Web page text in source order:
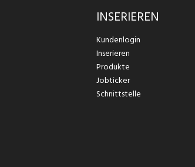
INSERIEREN
Kundenlogin
Inserieren
Produkte
Jobticker
Schnittstelle